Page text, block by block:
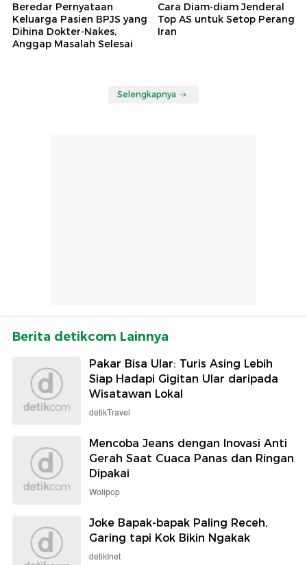
Beredar Pernyataan
Keluarga Pasien BPJS yang
Dihina Dokter-Nakes,
Anggap Masalah Selesai
Cara Diam-diam Jenderal
Top AS untuk Setop Perang
Iran
Selengkapnya
Berita detikcom Lainnya
Pakar Bisa Ular: Turis Asing Lebih
Siap Hadapi Gigitan Ular daripada
Wisatawan Lokal
detikTravel
Mencoba Jeans dengan Inovasi Anti
Gerah Saat Cuaca Panas dan Ringan
Dipakai
Wolipop
Joke Bapak-bapak Paling Receh,
Garing tapi Kok Bikin Ngakak
detikInet